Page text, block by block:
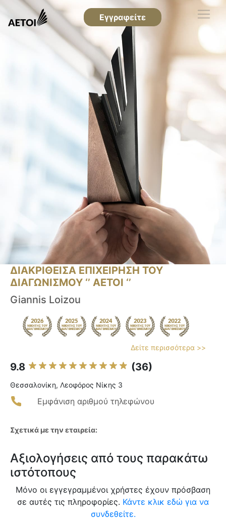
Εγγραφείτε
ΔΙΑΚΡΙΘΕΙΣΑ ΕΠΙΧΕΙΡΗΣΗ ΤΟΥ
ΔΙΑΓΩΝΙΣΜΟΥ ‘’ ΑΕΤΟΙ ‘’
Giannis Loizou
Δείτε περισσότερα >>
9.8 (36)
Θεσσαλονίκη, Λεοφόρος Νίκης 3
Εμφάνιση αριθμού τηλεφώνου
Σχετικά με την εταιρεία:
Αξιολογήσεις από τους παρακάτω
ιστότοπους
Μόνο οι εγγεγραμμένοι χρήστες έχουν πρόσβαση
σε αυτές τις πληροφορίες. Κάντε κλικ εδώ για να
συνδεθείτε.